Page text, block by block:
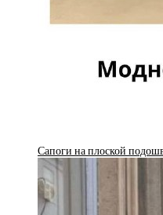
Сапоги на плоской